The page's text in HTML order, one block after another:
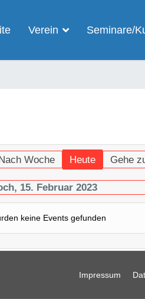
Verein Seminare/
Woche Heute Gehe
15. Februar 2023
keine Events gefunden
Impressum